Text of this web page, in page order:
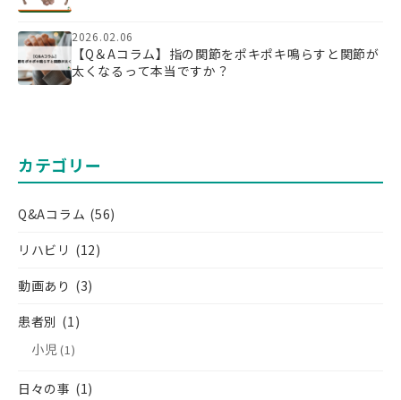
2026.02.06
【Q＆Aコラム】指の関節をポキポキ鳴らすと関節が
太くなるって本当ですか？
カテゴリー
Q&Aコラム (56)
リハビリ (12)
動画あり (3)
患者別 (1)
小児(1)
日々の事 (1)